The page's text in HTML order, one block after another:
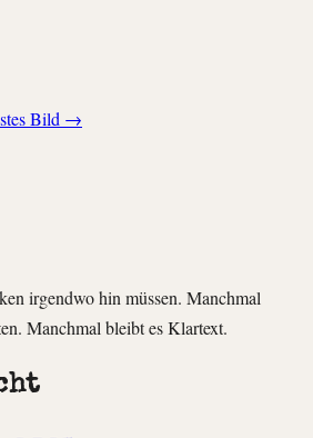
Bild →
irgendwo hin müssen. Manchmal
Manchmal bleibt es Klartext.